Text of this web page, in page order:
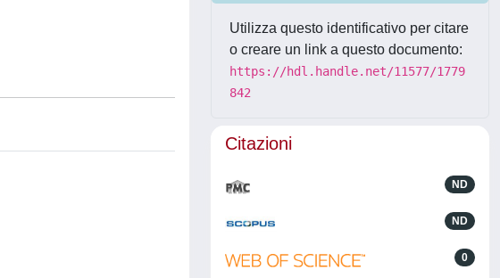
Utilizza questo identificativo per citare
o creare un link a questo documento:
https://hdl.handle.net/11577/1779
842
Citazioni
ND
ND
0